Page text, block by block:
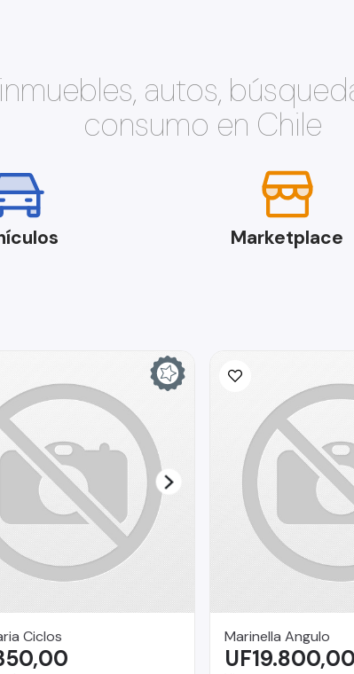
autos,
consumo en Chile
Marketplace
Ciclos Marinella Angulo
UF19.800,00